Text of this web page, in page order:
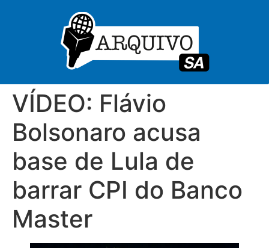
VÍDEO: Flávio
Bolsonaro acusa
base de Lula de
barrar CPI do Banco
Master